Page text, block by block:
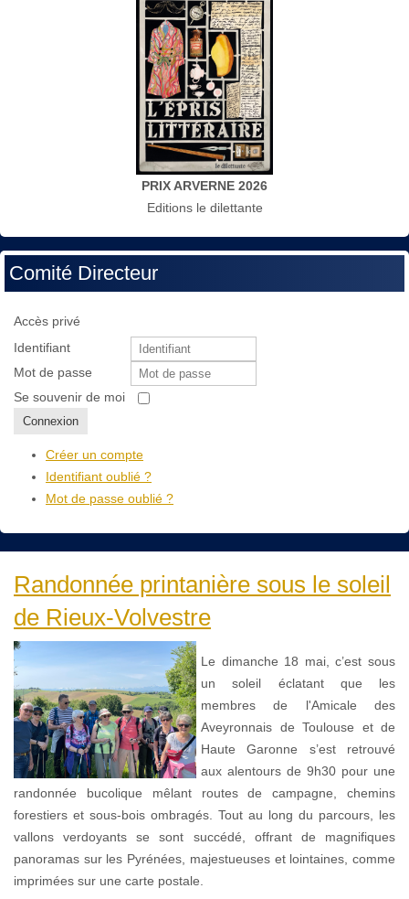
PRIX ARVERNE 2026
Editions le dilettante
Comité Directeur
Accès privé
Identifiant
Mot de passe
Se souvenir de moi
Connexion
Créer un compte
Identifiant oublié ?
Mot de passe oublié ?
Randonnée printanière sous le soleil
de Rieux-Volvestre
Le dimanche 18 mai, c’est sous
un soleil éclatant que les
membres de l'Amicale des
Aveyronnais de Toulouse et de
Haute Garonne s’est retrouvé
aux alentours de 9h30 pour une
randonnée bucolique mêlant routes de campagne, chemins
forestiers et sous-bois ombragés. Tout au long du parcours, les
vallons verdoyants se sont succédé, offrant de magnifiques
panoramas sur les Pyrénées, majestueuses et lointaines, comme
imprimées sur une carte postale.